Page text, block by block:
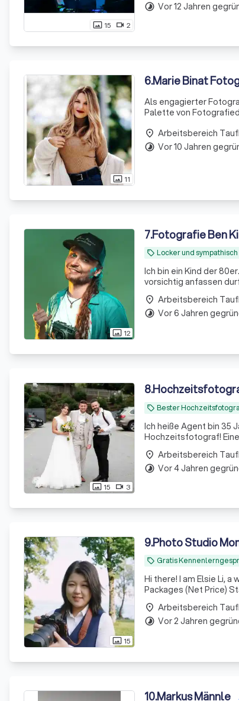
photo_size_select_actual 15 videocam 2
timelapse Vor 12 Jahren
photo_size_select_actual 11
6.Marie Binat
Als engagierter
Palette von
place
timelapse Vor 10 Jahren
photo_size_select_actual 12
7.Fotografie Ben
local_offer Locker und sympathisch
Ich bin ein Kind der
vorsichtig anfassen
war der Film voll. Dann
place
timelapse Vor 6 Jahren
photo_size_select_actual 15 videocam 3
8.
local_offer Bester
Ich heiße Agent bin 35
Hochzeitsfotograf! Eine kleine Geschichte über mich... los geht´s Mit 13 Jahren hab ich mir meine erste
place
timelapse Vor 4 Jahren
photo_size_select_actual 15
9.Photo Studio
local_offer Gratis
Hi there! I am Elsie Li, a
Packages (Net Price)
place
timelapse Vor 2 Jahren
10.Markus Männle